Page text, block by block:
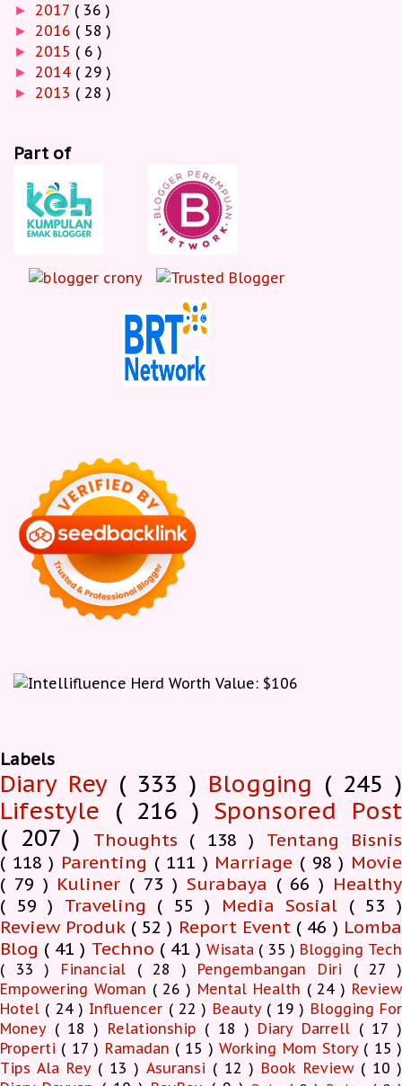
► 2017 ( 36 )
► 2016 ( 58 )
► 2015 ( 6 )
► 2014 ( 29 )
► 2013 ( 28 )
Part of
Labels
Diary Rey ( 333 ) Blogging ( 245 )
Lifestyle ( 216 ) Sponsored Post
( 207 )
Thoughts ( 138 )
Tentang Bisnis
( 118 ) Parenting ( 111 ) Marriage ( 98 ) Movie
( 79 ) Kuliner ( 73 ) Surabaya ( 66 ) Healthy
( 59 ) Traveling ( 55 ) Media Sosial ( 53 )
Review Produk ( 52 ) Report Event ( 46 ) Lomba
Blog ( 41 ) Techno ( 41 ) Wisata ( 35 ) Blogging Tech
( 33 )
Financial ( 28 ) Pengembangan Diri ( 27 )
Empowering Woman ( 26 ) Mental Health ( 24 ) Review
Hotel ( 24 ) Influencer ( 22 ) Beauty ( 19 ) Blogging For
Money ( 18 ) Relationship ( 18 ) Diary Darrell ( 17 )
Properti ( 17 ) Ramadan ( 15 ) Working Mom Story ( 15 )
Tips Ala Rey ( 13 ) Asuransi ( 12 ) Book Review ( 10 )